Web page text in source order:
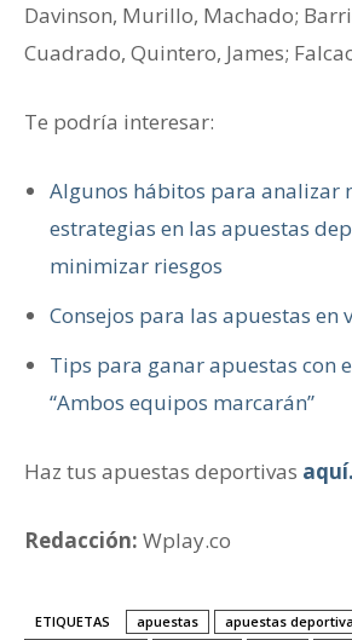
Davinson, Murillo, Machado;
Cuadrado, Quintero, James;
Te podría interesar:
Algunos hábitos para analizar
estrategias en las apuestas
minimizar riesgos
Consejos para las apuestas en
Tips para ganar apuestas con
“Ambos equipos marcarán”
Haz tus apuestas deportivas aquí.
Redacción: Wplay.co
ETIQUETAS apuestas apuestas